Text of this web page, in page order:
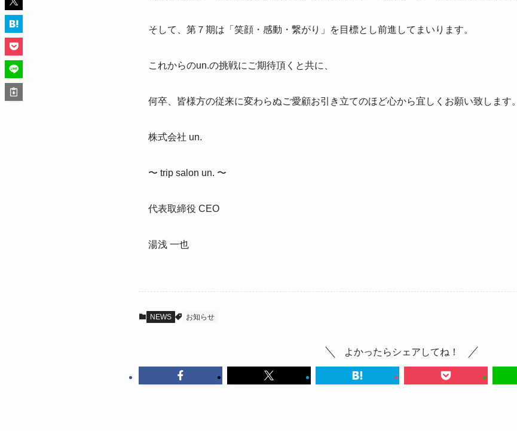
そして、第７期は「笑顔・感動・繋がり」を目標とし前進してまいります。
これからのun.の挑戦にご期待頂くと共に、
何卒、皆様方の従来に変わらぬご愛顧お引き立てのほど心から宜しくお願い致します。
株式会社 un.
〜 trip salon un. 〜
代表取締役 CEO
湯浅 一也
NEWS お知らせ
よかったらシェアしてね！